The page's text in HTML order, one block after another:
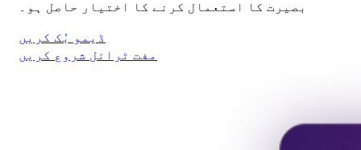
بصیرت کا استعمال کرنے کا اختیار حاصل ہو۔
ڈیمو بُک کریں
مفت ٹرائل شروع کریں